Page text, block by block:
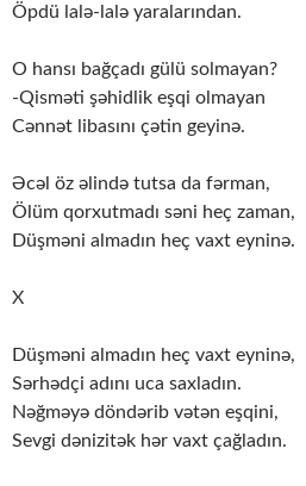
Öpdü lalə-lalə yaralarından.
O hansı bağçadı gülü solmayan?
-Qisməti şəhidlik eşqi olmayan
Cənnət libasını çətin geyinə.
Əcəl öz əlində tutsa da fərman,
Ölüm qorxutmadı səni heç zaman,
Düşməni almadın heç vaxt eyninə.
X
Düşməni almadın heç vaxt eyninə,
Sərhədçi adını uca saxladın.
Nəğməyə döndərib vətən eşqini,
Sevgi dənizitək hər vaxt çağladın.